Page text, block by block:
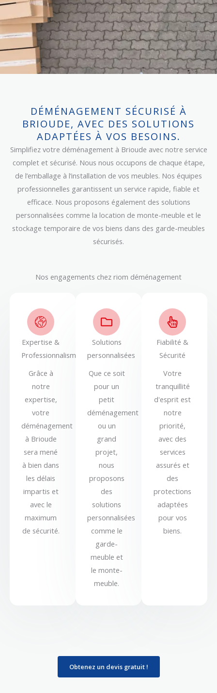
DÉMÉNAGEMENT SÉCURISÉ À
BRIOUDE, AVEC DES SOLUTIONS
ADAPTÉES À VOS BESOINS.
Simplifiez votre déménagement à Brioude avec notre service
complet et sécurisé. Nous nous occupons de chaque étape,
de l’emballage à l’installation de vos meubles. Nos équipes
professionnelles garantissent un service rapide, fiable et
efficace. Nous proposons également des solutions
personnalisées comme la location de monte-meuble et le
stockage temporaire de vos biens dans des garde-meubles
sécurisés.
Nos engagements chez riom déménagement
Expertise &
Professionnalisme
Grâce à
notre
expertise,
votre
déménagement
à Brioude
sera mené
à bien dans
les délais
impartis et
avec le
maximum
de sécurité.
Solutions
personnalisées
Que ce soit
pour un
petit
déménagement
ou un
grand
projet,
nous
proposons
des
solutions
personnalisées
comme le
garde-
meuble et
le monte-
meuble.
Fiabilité &
Sécurité
Votre
tranquillité
d'esprit est
notre
priorité,
avec des
services
assurés et
des
protections
adaptées
pour vos
biens.
Obtenez un devis gratuit !